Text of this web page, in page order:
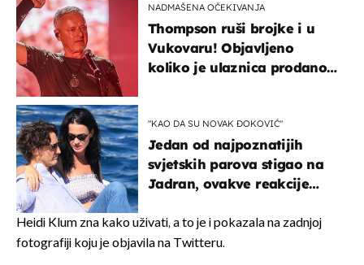
NADMAŠENA OČEKIVANJA
Thompson ruši brojke i u
Vukovaru! Objavljeno
koliko je ulaznica prodano
"KAO DA SU NOVAK ĐOKOVIĆ"
Jedan od najpoznatijih
svjetskih parova stigao na
Jadran, ovakve reakcije
Heidi Klum zna kako uživati, a to je i pokazala na zadnjoj
fotografiji koju je objavila na Twitteru.